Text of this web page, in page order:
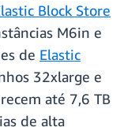
Block Store
M6in e
de Elastic
32xlarge e
até 7,6 TB
de alta